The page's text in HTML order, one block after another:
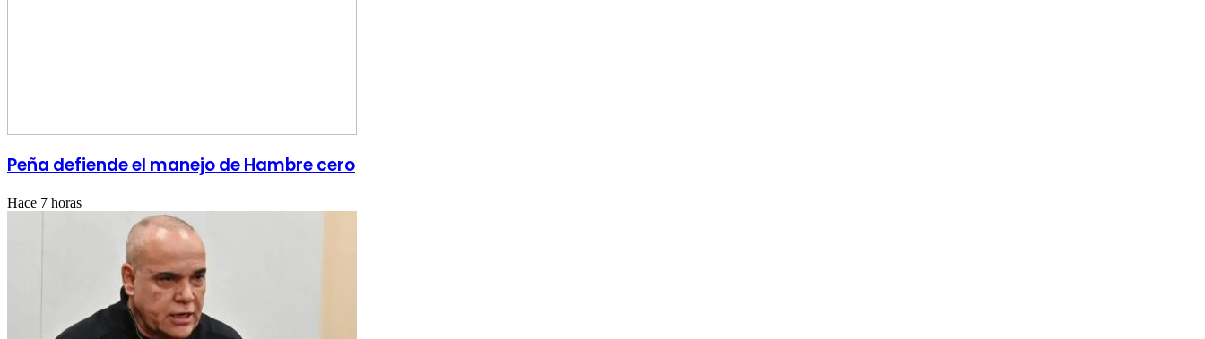
Peña defiende el manejo de Hambre cero
Hace 7 horas